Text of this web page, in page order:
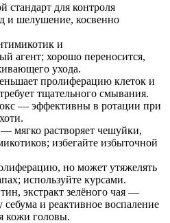
стандарт для контроля
и шелушение, косвенно
и
агент; хорошо переносится,
ухода.
пролиферацию клеток и
тщательного смывания.
— эффективны в ротации при
мягко растворяет чешуйки,
избегайте избыточной
но может утяжелять
используйте курсами.
экстракт зелёного чая —
и реактивное воспаление
кожи головы.